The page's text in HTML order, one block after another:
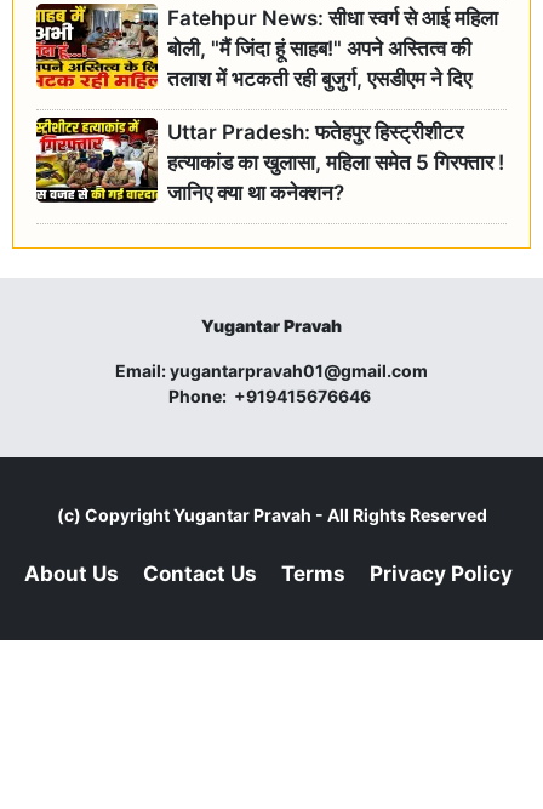
Fatehpur News: सीधा स्वर्ग से आई महिला
बोली, "मैं जिंदा हूं साहब!" अपने अस्तित्व की
तलाश में भटकती रही बुजुर्ग, एसडीएम ने दिए
जांच के आदेश
Uttar Pradesh: फतेहपुर हिस्ट्रीशीटर
हत्याकांड का खुलासा, महिला समेत 5 गिरफ्तार !
जानिए क्या था कनेक्शन?
Yugantar Pravah
Email:yugantarpravah01@gmail.com
Phone: +919415676646
(c) CopyrightYugantar Pravah - All Rights Reserved
About Us Contact Us Terms Privacy Policy